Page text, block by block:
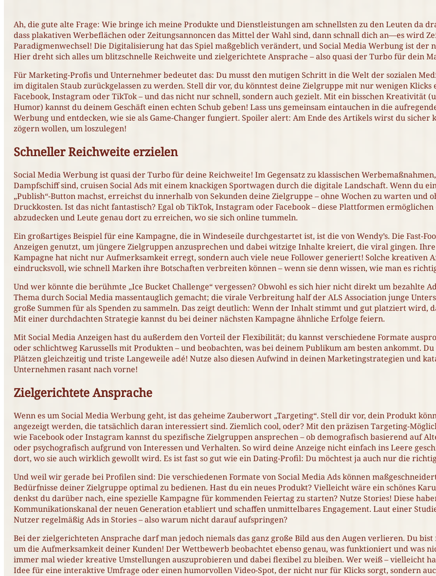
Ah, die gute alte Frage: Wie bringe ich meine Produkte und Dienstleistungen am schnellsten zu den Leuten da
dass plakativen Werbeflächen oder Zeitungsannoncen das Mittel der Wahl sind, dann schnall dich an—es wird
Paradigmenwechsel! Die Digitalisierung hat das Spiel maßgeblich verändert, und Social Media Werbung ist der
Hier dreht sich alles um blitzschnelle Reichweite und zielgerichtete Ansprache – also quasi der Turbo für dein
Für Marketing-Profis und Unternehmer bedeutet das: Du musst den mutigen Schritt in die Welt der sozialen
im digitalen Staub zurückgelassen zu werden. Stell dir vor, du könntest deine Zielgruppe mit nur wenigen Klicks
Facebook, Instagram oder TikTok – und das nicht nur schnell, sondern auch gezielt. Mit ein bisschen Kreativität
Humor) kannst du deinem Geschäft einen echten Schub geben! Lass uns gemeinsam eintauchen in die
Werbung und entdecken, wie sie als Game-Changer fungiert. Spoiler alert: Am Ende des Artikels wirst du sicher
zögern wollen, um loszulegen!
Schneller Reichweite erzielen
Social Media Werbung ist quasi der Turbo für deine Reichweite! Im Gegensatz zu klassischen
Dampfschiff sind, cruisen Social Ads mit einem knackigen Sportwagen durch die digitale Landschaft. Wenn du
„Publish“-Button machst, erreichst du innerhalb von Sekunden deine Zielgruppe – ohne Wochen zu warten und
Druckkosten. Ist das nicht fantastisch? Egal ob TikTok, Instagram oder Facebook – diese Plattformen
abzudecken und Leute genau dort zu erreichen, wo sie sich online tummeln.
Ein großartiges Beispiel für eine Kampagne, die in Windeseile durchgestartet ist, ist die von Wendy’s. Die Fast-
Anzeigen genutzt, um jüngere Zielgruppen anzusprechen und dabei witzige Inhalte kreiert, die viral gingen.
Kampagne hat nicht nur Aufmerksamkeit erregt, sondern auch viele neue Follower generiert! Solche kreativen
eindrucksvoll, wie schnell Marken ihre Botschaften verbreiten können – wenn sie denn wissen, wie man es
Und wer könnte die berühmte „Ice Bucket Challenge“ vergessen? Obwohl es sich hier nicht direkt um bezahlte
Thema durch Social Media massentauglich gemacht; die virale Verbreitung half der ALS Association junge
große Summen für als Spenden zu sammeln. Das zeigt deutlich: Wenn der Inhalt stimmt und gut platziert wird,
Mit einer durchdachten Strategie kannst du bei deiner nächsten Kampagne ähnliche Erfolge feiern.
Mit Social Media Anzeigen hast du außerdem den Vorteil der Flexibilität; du kannst verschiedene Formate
oder schlichtweg Karussells mit Produkten – und beobachten, was bei deinem Publikum am besten ankommt.
Plätzen gleichzeitig und tris­te Langeweile adé! Nutze also diesen Aufwind in deinen Marketingstrategien und
Unternehmen rasant nach vorne!
Zielgerichtete Ansprache
Wenn es um Social Media Werbung geht, ist das geheime Zauberwort „Targeting“. Stell dir vor, dein Produkt
angezeigt werden, die tatsächlich daran interessiert sind. Ziemlich cool, oder? Mit den präzisen Targeting-
wie Facebook oder Instagram kannst du spezifische Zielgruppen ansprechen – ob demografisch basierend auf
oder psychografisch aufgrund von Interessen und Verhalten. So wird deine Anzeige nicht einfach ins Leere
dort, wo sie auch wirklich gewollt wird. Es ist fast so gut wie ein Dating-Profil: Du möchtest ja auch nur die
Und weil wir gerade bei Profilen sind: Die verschiedenen Formate von Social Media Ads können
Bedürfnisse deiner Zielgruppe optimal zu bedienen. Hast du ein neues Produkt? Vielleicht wäre ein schönes
denkst du darüber nach, eine spezielle Kampagne für kommenden Feiertag zu starten? Nutze Stories! Diese
Kommunikationskanal der neuen Generation etabliert und schaffen unmittelbares Engagement. Laut einer
Nutzer regelmäßig Ads in Stories – also warum nicht darauf aufspringen?
Bei der zielgerichteten Ansprache darf man jedoch niemals das ganz große Bild aus den Augen verlieren. Du
um die Aufmerksamkeit deiner Kunden! Der Wettbewerb beobachtet ebenso genau, was funktioniert und was
immer mal wieder kreative Umstellungen auszuprobieren und dabei flexibel zu bleiben. Wer weiß – vielleicht
Idee für eine interaktive Umfrage oder einen humorvollen Video-Spot, der nicht nur für Klicks sorgt, sondern